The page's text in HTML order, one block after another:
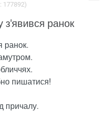
177892)
ранок
ранок.
пишатися!
причалу.